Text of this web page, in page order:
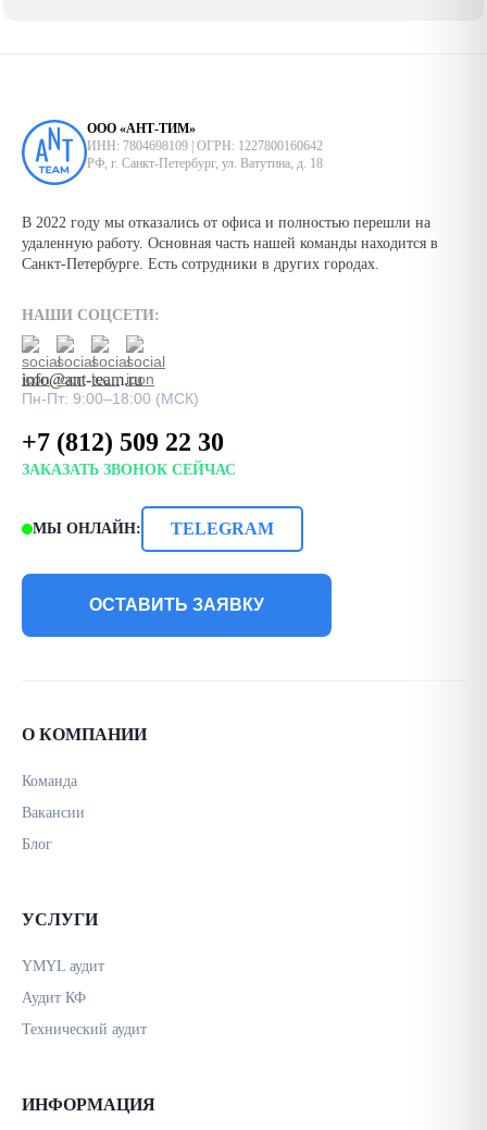
ООО «АНТ-ТИМ»
ИНН: 7804698109 | ОГРН: 1227800160642
РФ, г. Санкт-Петербург, ул. Ватутина, д. 18
В 2022 году мы отказались от офиса и полностью перешли на
удаленную работу. Основная часть нашей команды находится в
Санкт-Петербурге. Есть сотрудники в других городах.
НАШИ СОЦСЕТИ:
info@ant-team.ru
Пн-Пт: 9:00–18:00 (МСК)
+7 (812) 509 22 30
ЗАКАЗАТЬ ЗВОНОК СЕЙЧАС
МЫ ОНЛАЙН: TELEGRAM
ОСТАВИТЬ ЗАЯВКУ
О КОМПАНИИ
Команда
Вакансии
Блог
УСЛУГИ
YMYL аудит
Аудит КФ
Технический аудит
ИНФОРМАЦИЯ